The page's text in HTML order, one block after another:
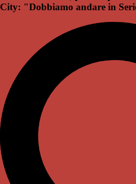
City: "Dobbiamo andare in